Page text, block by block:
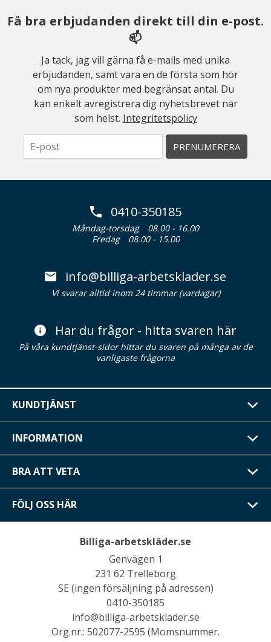
Få bra erbjudanden direkt till din e-post.
📫
Ja tack, jag vill gärna få e-mails med unika
erbjudanden, samt vara en de första som hör
om nya produkter med begränsat antal. Du
kan enkelt avregistrera dig nyhetsbrevet när
som helst. Integritetspolicy
PRENUMERERA
0410-350185
Måndag-torsdag
08.00 - 16.00
Fredag
08.00 - 15.00
info@billiga-arbetsklader.se
Vi svarar alltid inom 24 timmar (vardagar)
Har du frågor - hitta svaren här
På våra kundtjänst-sidor hittar du svaren på många av de
vanligaste frågorna
KUNDTJÄNST
INFORMATION
BRA ATT VETA
FÖLJ OSS HÄR
Billiga-arbetskläder.se
Genvägen 1
231 62 Trelleborg
SE (ingen försäljning på adressen)
0410-350185
info@billiga-arbetsklader.se
Org.nr.: 502077-2595 (Momsnummer.